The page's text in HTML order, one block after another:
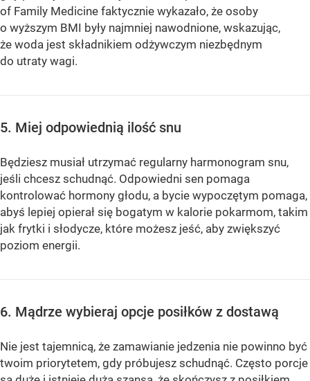
of Family Medicine faktycznie wykazało, że osoby
o wyższym BMI były najmniej nawodnione, wskazując,
że woda jest składnikiem odżywczym niezbędnym
do utraty wagi.
5. Miej odpowiednią ilość snu
Będziesz musiał utrzymać regularny harmonogram snu,
jeśli chcesz schudnąć. Odpowiedni sen pomaga
kontrolować hormony głodu, a bycie wypoczętym pomaga,
abyś lepiej opierał się bogatym w kalorie pokarmom, takim
jak frytki i słodycze, które możesz jeść, aby zwiększyć
poziom energii.
6. Mądrze wybieraj opcje posiłków z dostawą
Nie jest tajemnicą, że zamawianie jedzenia nie powinno być
twoim priorytetem, gdy próbujesz schudnąć. Często porcje